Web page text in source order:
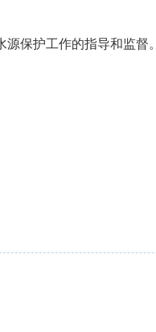
保护工作的指导和监督。